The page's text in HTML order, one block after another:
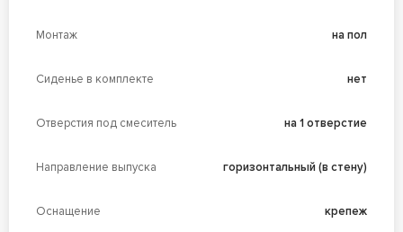
Монтаж на пол
Сиденье в комплекте нет
Отверстия под смеситель на 1 отверстие
Направление выпуска горизонтальный (в стену)
Оснащение крепеж